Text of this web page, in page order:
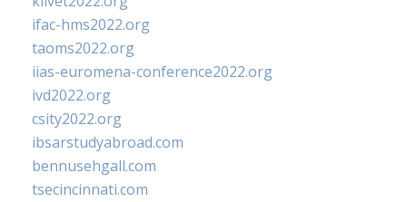
ifac-hms2022.org
taoms2022.org
iias-euromena-conference2022.org
ivd2022.org
csity2022.org
ibsarstudyabroad.com
bennusehgall.com
tsecincinnati.com